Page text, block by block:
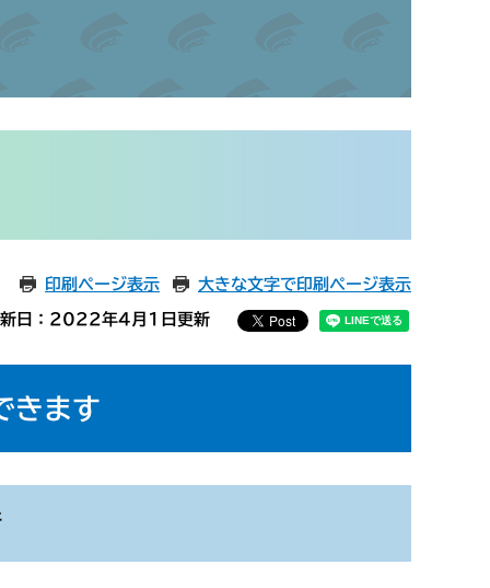
印刷ページ表示 大きな文字で印刷ページ表示
新日：2022年4月1日更新
きます